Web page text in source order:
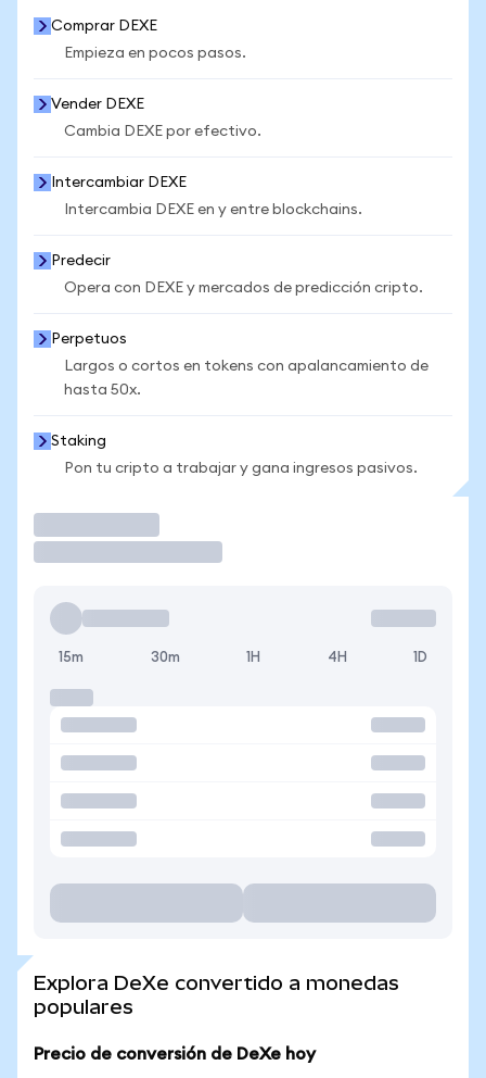
Comprar DEXE
Empieza en pocos pasos.
Vender DEXE
Cambia DEXE por efectivo.
Intercambiar DEXE
Intercambia DEXE en y entre blockchains.
Predecir
Opera con DEXE y mercados de predicción cripto.
Perpetuos
Largos o cortos en tokens con apalancamiento de
hasta 50x.
Staking
Pon tu cripto a trabajar y gana ingresos pasivos.
15m 30m 1H 4H 1D
Explora DeXe convertido a monedas
populares
Precio de conversión de DeXe hoy